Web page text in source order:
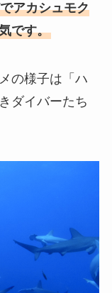
アカシュモク
です。
の様子は「ハ
ダイバーたち